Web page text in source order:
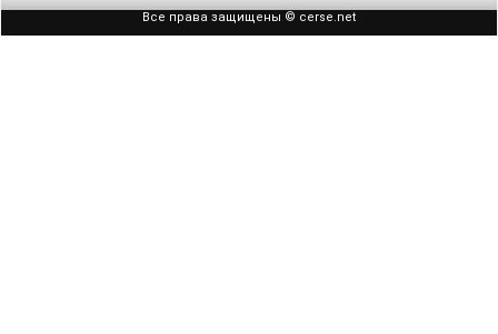
Все права защищены © cerse.net